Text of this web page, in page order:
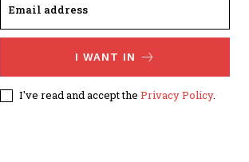
I WANT IN
I've read and accept the Privacy Policy.